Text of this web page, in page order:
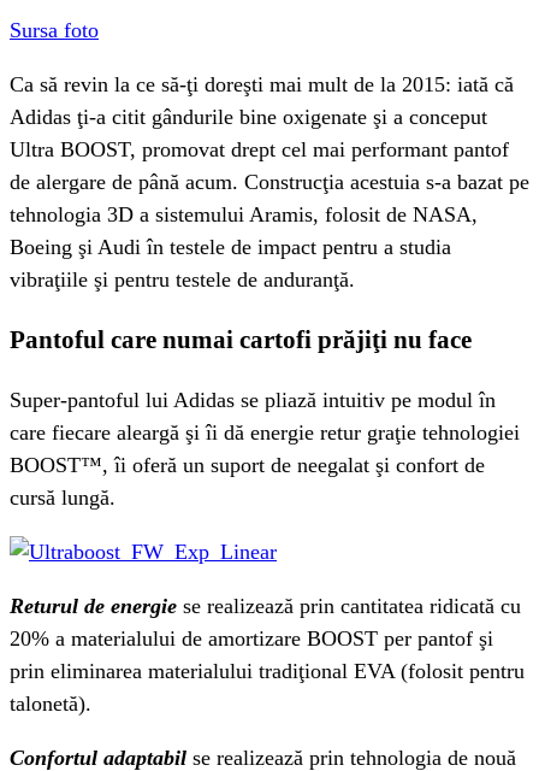
Sursa foto
Ca să revin la ce să-ţi doreşti mai mult de la 2015: iată că
Adidas ţi-a citit gândurile bine oxigenate şi a conceput
Ultra BOOST, promovat drept cel mai performant pantof
de alergare de până acum. Construcţia acestuia s-a bazat pe
tehnologia 3D a sistemului Aramis, folosit de NASA,
Boeing şi Audi în testele de impact pentru a studia
vibraţiile şi pentru testele de anduranţă.
Pantoful care numai cartofi prăjiţi nu face
Super-pantoful lui Adidas se pliază intuitiv pe modul în
care fiecare aleargă şi îi dă energie retur graţie tehnologiei
BOOST™, îi oferă un suport de neegalat şi confort de
cursă lungă.
Returul de energie se realizează prin cantitatea ridicată cu
20% a materialului de amortizare BOOST per pantof şi
prin eliminarea materialului tradiţional EVA (folosit pentru
talonetă).
Confortul adaptabil se realizează prin tehnologia de nouă